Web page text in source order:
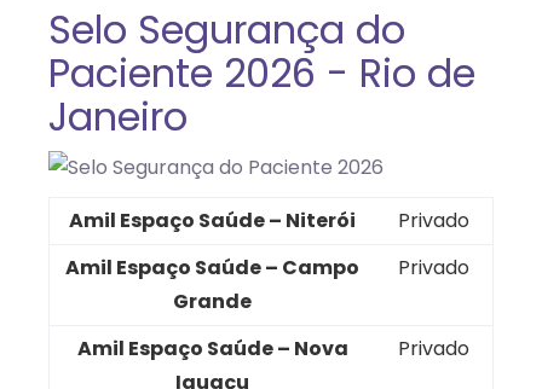
Selo Segurança do
Paciente 2026 - Rio de
Janeiro
Amil Espaço Saúde – Niterói
Privado
Amil Espaço Saúde – Campo
Grande
Privado
Amil Espaço Saúde – Nova
Iguaçu
Privado